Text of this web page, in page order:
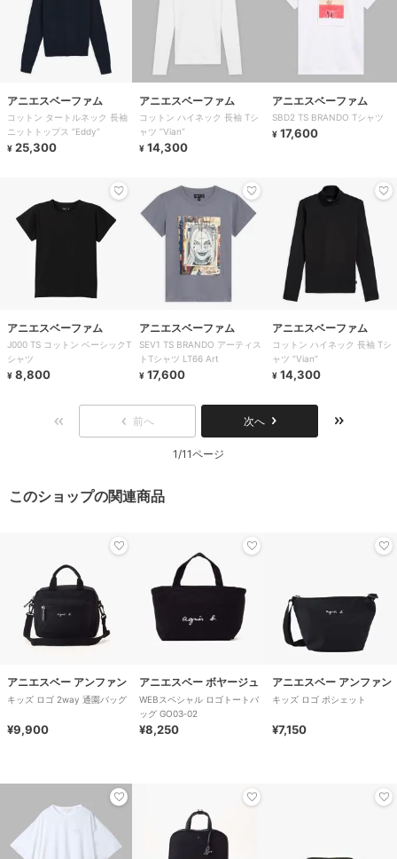
アニエスベーファム
コットン タートルネック 長袖
ニットトップス ”Eddy”
¥ 25,300
アニエスベーファム
コットン ハイネック 長袖 Tシ
ャツ ”Vian”
¥ 14,300
アニエスベーファム
SBD2 TS BRANDO Tシャツ
¥ 17,600
アニエスベーファム
J000 TS コットン ベーシックT
シャツ
¥ 8,800
アニエスベーファム
SEV1 TS BRANDO アーティス
トTシャツ LT66 Art
¥ 17,600
アニエスベーファム
コットン ハイネック 長袖 Tシ
ャツ ”Vian”
¥ 14,300
前へ 次へ
1/11ページ
このショップの関連商品
アニエスベー アンファン
キッズ ロゴ 2way 通園バッグ
¥9,900
アニエスベー ボヤージュ
WEBスペシャル ロゴトートバ
ッグ GO03‐02
¥8,250
アニエスベー アンファン
キッズ ロゴ ポシェット
¥7,150